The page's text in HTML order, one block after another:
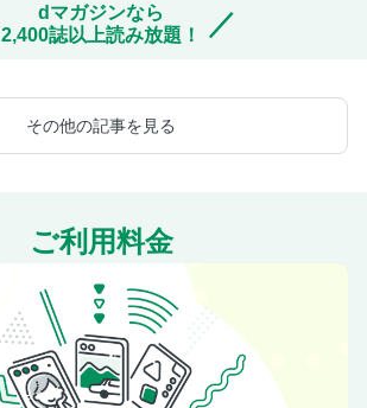
dマガジンなら
2,400誌以上読み放題！
その他の記事を見る
ご利用料金